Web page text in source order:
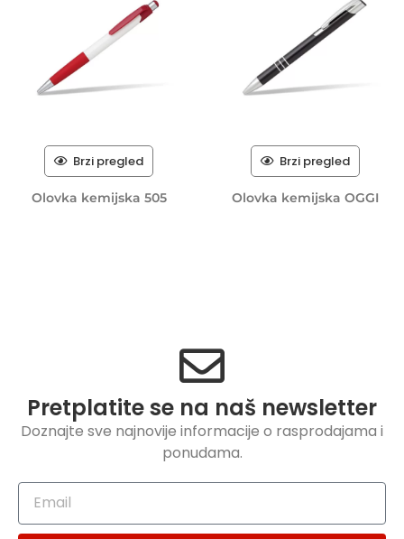
Brzi pregled
Olovka kemijska 505
Brzi pregled
Olovka kemijska OGGI
Pretplatite se na naš newsletter
Doznajte sve najnovije informacije o rasprodajama i
ponudama.